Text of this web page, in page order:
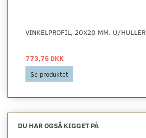
VINKELPROFIL, 20X20 MM. U/HULLER
773,75 DKK
Se produktet
DU HAR OGSÅ KIGGET PÅ